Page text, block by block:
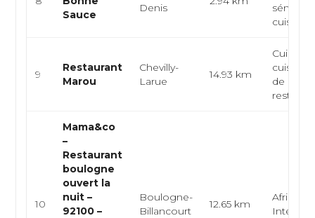
Sauce
Denis
cuisine
9
Restaurant
Marou
Chevilly-
Larue
14.93 km
Cuisine
cuisine
de
restau...
10
Mama&co
–
Restaurant
boulogne
ouvert la
nuit –
92100 –
Boulogne-
Billancourt
12.65 km
Africain,